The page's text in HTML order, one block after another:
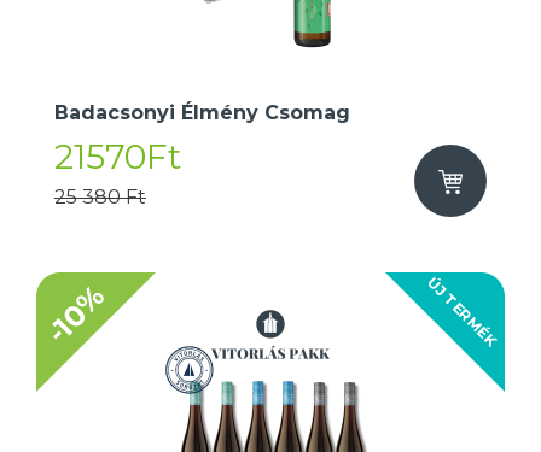
Badacsonyi Élmény Csomag
21570Ft
25 380 Ft
ÚJ TERMÉK
-10%